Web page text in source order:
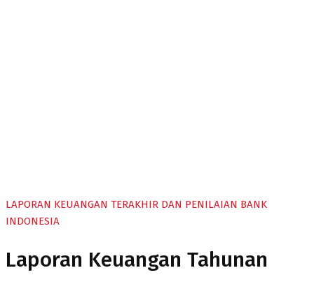
LAPORAN KEUANGAN TERAKHIR DAN PENILAIAN BANK
INDONESIA
Laporan Keuangan Tahunan